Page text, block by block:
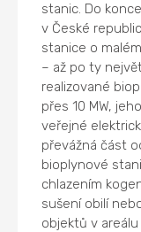
stanic. Do
v České
stanice o
– až po ty
realizované
přes 10 MW,
veřejné
převážná část
bioplynové
chlazením
sušení obilí
objektů v